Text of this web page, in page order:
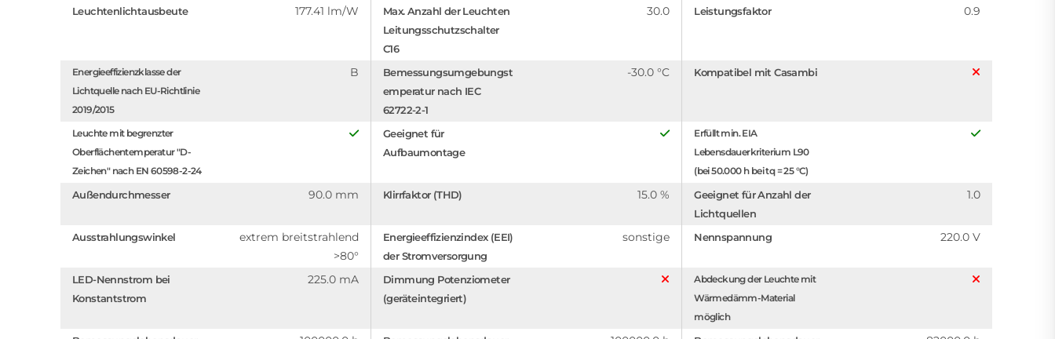
Leuchtenlichtausbeute 177.41 lm/W
Max. Anzahl der Leuchten
Leitungsschutzschalter
C16
30.0 Leistungsfaktor 0.9
Energieeffizienzklasse der
Lichtquelle nach EU-Richtlinie
2019/2015
B
Bemessungsumgebungst
emperatur nach IEC
62722-2-1
-30.0 °C Kompatibel mit Casambi
Leuchte mit begrenzter
Oberflächentemperatur "D-
Zeichen" nach EN 60598-2-24
Geeignet für
Aufbaumontage
Erfüllt min. EIA
Lebensdauerkriterium L90
(bei 50.000 h bei tq = 25 °C)
Außendurchmesser 90.0 mm Klirrfaktor (THD) 15.0 %
Geeignet für Anzahl der
Lichtquellen
1.0
Ausstrahlungswinkel
extrem breitstrahlend
>80°
Energieeffizienzindex (EEI)
der Stromversorgung
sonstige Nennspannung 220.0 V
LED-Nennstrom bei
Konstantstrom
225.0 mA
Dimmung Potenziometer
(geräteintegriert)
Abdeckung der Leuchte mit
Wärmedämm-Material
möglich